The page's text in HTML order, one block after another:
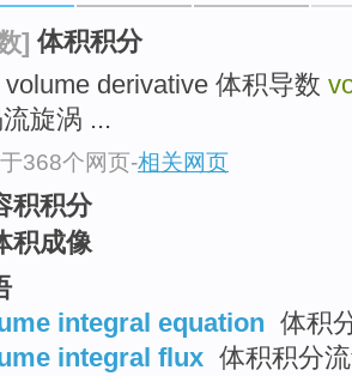
] 体积积分
volume derivative 体积导数
旋涡 ...
368个网页-相关网页
积积分
积成像
integral equation 体积
integral flux 体积积分